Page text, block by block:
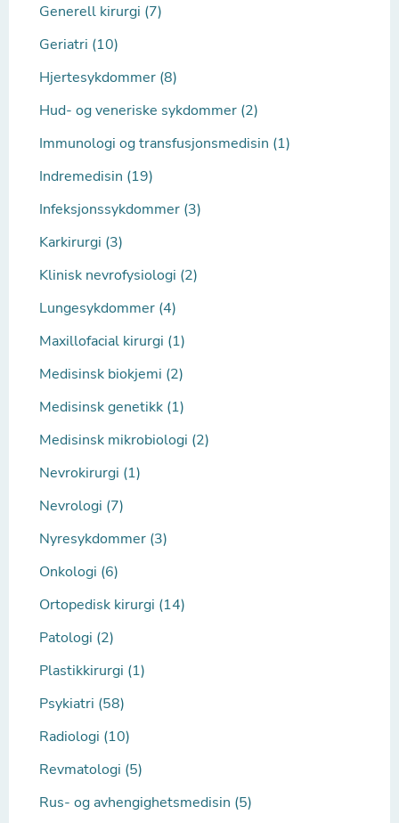
Generell kirurgi (7)
Geriatri (10)
Hjertesykdommer (8)
Hud- og veneriske sykdommer (2)
Immunologi og transfusjonsmedisin (1)
Indremedisin (19)
Infeksjonssykdommer (3)
Karkirurgi (3)
Klinisk nevrofysiologi (2)
Lungesykdommer (4)
Maxillofacial kirurgi (1)
Medisinsk biokjemi (2)
Medisinsk genetikk (1)
Medisinsk mikrobiologi (2)
Nevrokirurgi (1)
Nevrologi (7)
Nyresykdommer (3)
Onkologi (6)
Ortopedisk kirurgi (14)
Patologi (2)
Plastikkirurgi (1)
Psykiatri (58)
Radiologi (10)
Revmatologi (5)
Rus- og avhengighetsmedisin (5)